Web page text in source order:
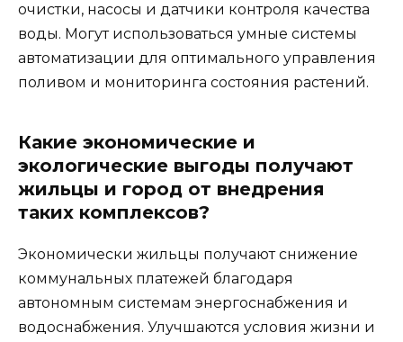
очистки, насосы и датчики контроля качества
воды. Могут использоваться умные системы
автоматизации для оптимального управления
поливом и мониторинга состояния растений.
Какие экономические и
экологические выгоды получают
жильцы и город от внедрения
таких комплексов?
Экономически жильцы получают снижение
коммунальных платежей благодаря
автономным системам энергоснабжения и
водоснабжения. Улучшаются условия жизни и